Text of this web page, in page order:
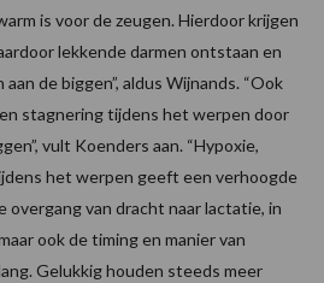
is voor de zeugen. Hierdoor krijgen
lekkende darmen ontstaan en
de biggen”, aldus Wijnands. “Ook
stagnering tijdens het werpen door
vult Koenders aan. “Hypoxie,
het werpen geeft een verhoogde
overgang van dracht naar lactatie, in
ook de timing en manier van
Gelukkig houden steeds meer